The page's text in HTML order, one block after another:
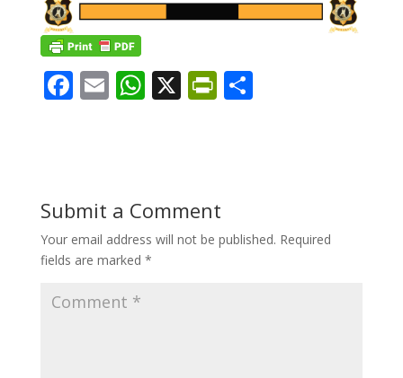
F
o
o
k
E W
A
p
p
X Pr
e
n
dl
S
Submit a Comment
Your email address will not be published. Required
fields are marked *